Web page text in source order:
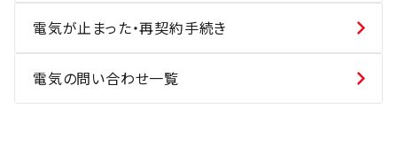
電気が止まった・再契約手続き
電気の問い合わせ一覧